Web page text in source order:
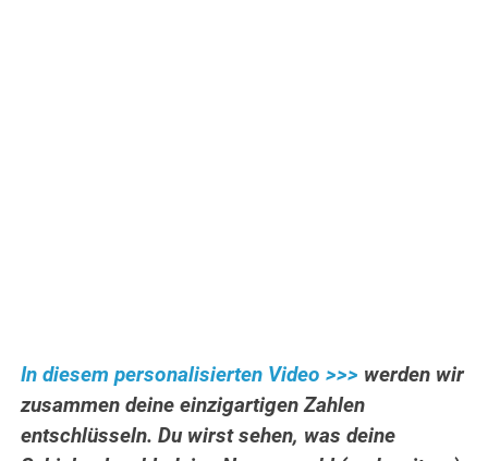
In diesem personalisierten Video >>> werden wir
zusammen deine einzigartigen Zahlen
entschlüsseln. Du wirst sehen, was deine